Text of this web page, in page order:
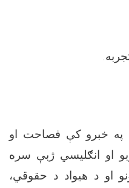
په خبرو کې فصاحت او
او انګلیسي ژبې سره
او د هیواد د حقوقي،